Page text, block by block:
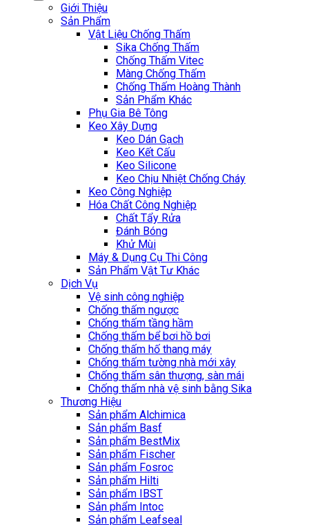
Giới Thiệu
Sản Phẩm
Vật Liệu Chống Thấm
Sika Chống Thấm
Chống Thấm Vitec
Màng Chống Thấm
Chống Thấm Hoàng Thành
Sản Phẩm Khác
Phụ Gia Bê Tông
Keo Xây Dựng
Keo Dán Gạch
Keo Kết Cấu
Keo Silicone
Keo Chịu Nhiệt Chống Cháy
Keo Công Nghiệp
Hóa Chất Công Nghiệp
Chất Tẩy Rửa
Đánh Bóng
Khử Mùi
Máy & Dụng Cụ Thi Công
Sản Phẩm Vật Tư Khác
Dịch Vụ
Vệ sinh công nghiệp
Chống thấm ngược
Chống thấm tầng hầm
Chống thấm bể bơi hồ bơi
Chống thấm hố thang máy
Chống thấm tường nhà mới xây
Chống thấm sân thượng, sàn mái
Chống thấm nhà vệ sinh bằng Sika
Thương Hiệu
Sản phẩm Alchimica
Sản phẩm Basf
Sản phẩm BestMix
Sản phẩm Fischer
Sản phẩm Fosroc
Sản phẩm Hilti
Sản phẩm IBST
Sản phẩm Intoc
Sản phẩm Leafseal